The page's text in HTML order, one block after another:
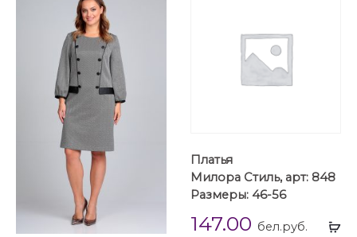
Платья
Милора Стиль, арт: 848
Размеры: 46-56
147.00 бел.руб.